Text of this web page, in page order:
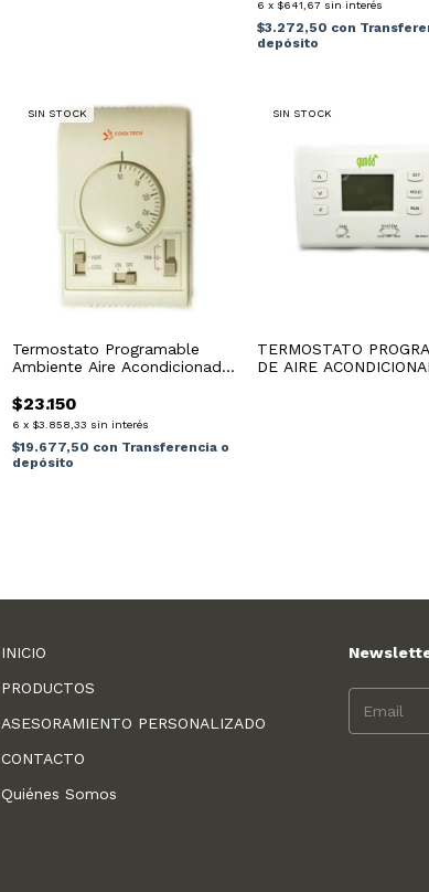
6 x $641,67 sin interés
$3.272,50 con
depósito
SIN STOCK
Termostato Programable
Ambiente Aire Acondicionado
$23.150
6 x $3.858,33 sin interés
$19.677,50 con Transferencia o
depósito
SIN STOCK
TERMOSTATO
DE AIRE
INICIO
PRODUCTOS
ASESORAMIENTO PERSONALIZADO
CONTACTO
Quiénes Somos